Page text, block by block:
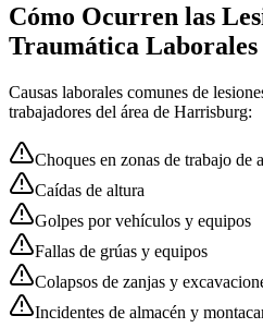
Cómo Ocurren las
Traumática Laborales
Causas laborales comunes de
trabajadores del área de Harrisburg:
Choques en zonas de trabajo de
Caídas de altura
Golpes por vehículos y equipos
Fallas de grúas y equipos
Colapsos de zanjas y
Incidentes de almacén y